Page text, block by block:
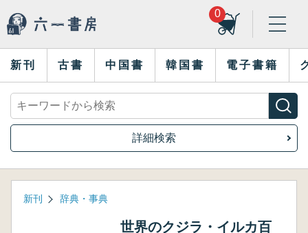
0
新刊 古書 中国書 韓国書 電子書籍
詳細検索
新刊 辞典・事典
世界のクジラ・イルカ百